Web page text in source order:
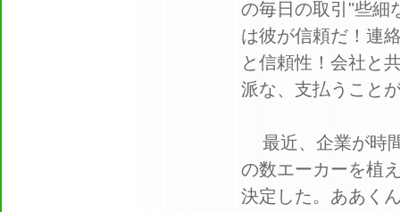
の毎日の取引"些細
は彼が信頼だ！ 連
と信頼性！ 会社と
派な、支払うこと
最近、企業が時
の数エーカーを植
決定した。 ああく